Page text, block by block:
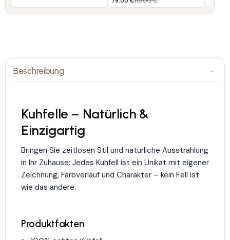
Beschreibung
Kuhfelle – Natürlich &
Einzigartig
Bringen Sie zeitlosen Stil und natürliche Ausstrahlung
in Ihr Zuhause: Jedes Kuhfell ist ein Unikat mit eigener
Zeichnung, Farbverlauf und Charakter – kein Fell ist
wie das andere.
Produktfakten